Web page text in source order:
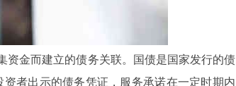
资金而建立的债务关联。国债是国家发行的债
者出示的债务凭证，服务承诺在一定时期内